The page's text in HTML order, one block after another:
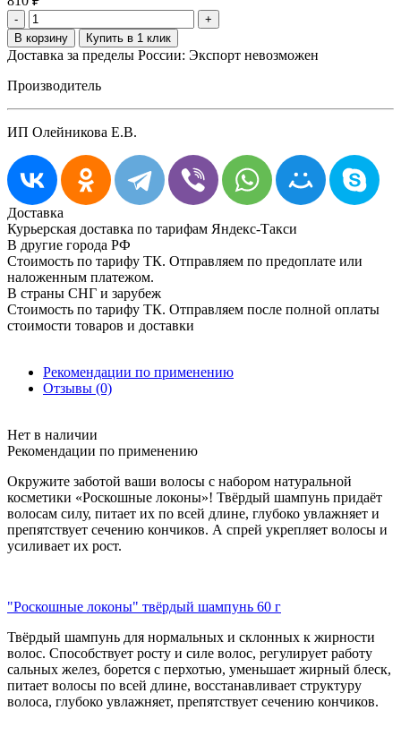
- +
Доставка за пределы России: Экспорт невозможен
Производитель
ИП Олейникова Е.В.
Доставка
Курьерская доставка по тарифам Яндекс-Такси
В другие города РФ
Стоимость по тарифу ТК. Отправляем по предоплате или
наложенным платежом.
В страны СНГ и зарубеж
Стоимость по тарифу ТК. Отправляем после полной оплаты
стоимости товаров и доставки
Рекомендации по применению
Отзывы (0)
Нет в наличии
Рекомендации по применению
Окружите заботой ваши волосы с набором натуральной
косметики «Роскошные локоны»! Твёрдый шампунь придаёт
волосам силу, питает их по всей длине, глубоко увлажняет и
препятствует сечению кончиков. А спрей укрепляет волосы и
усиливает их рост.
"Роскошные локоны" твёрдый шампунь 60 г
Твёрдый шампунь для нормальных и склонных к жирности
волос. Способствует росту и силе волос, регулирует работу
сальных желез, борется с перхотью, уменьшает жирный блеск,
питает волосы по всей длине, восстанавливает структуру
волоса, глубоко увлажняет, препятствует сечению кончиков.